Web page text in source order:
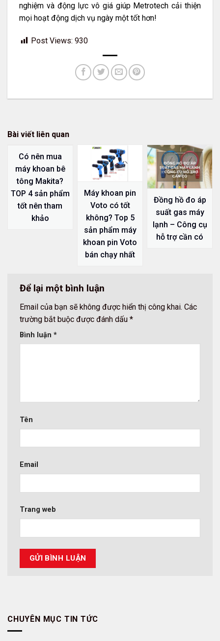
nghiệm và động lực vô giá giúp Metrotech cải thiện
mọi hoạt động dịch vụ ngày một tốt hơn!
Post Views: 930
Bài viết liên quan
Có nên mua
máy khoan bê
tông Makita?
TOP 4 sản phẩm
tốt nên tham
khảo
Máy khoan pin
Voto có tốt
không? Top 5
sản phẩm máy
khoan pin Voto
bán chạy nhất
Đồng hồ đo áp
suất gas máy
lạnh – Công cụ
hỗ trợ cần có
Để lại một bình luận
Email của bạn sẽ không được hiển thị công khai. Các
trường bắt buộc được đánh dấu *
Bình luận *
Tên
Email
Trang web
CHUYÊN MỤC TIN TỨC